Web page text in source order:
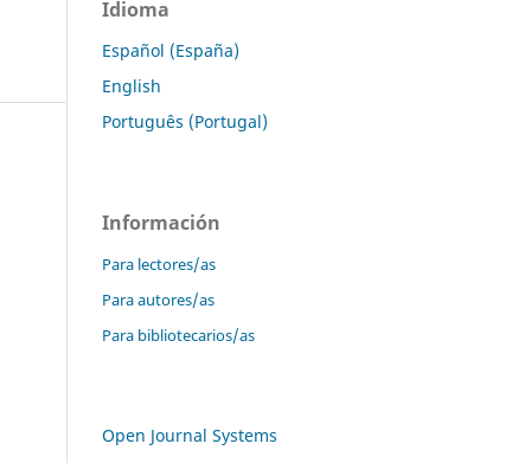
Idioma
Español (España)
English
Português (Portugal)
Información
Para lectores/as
Para autores/as
Para bibliotecarios/as
Open Journal Systems